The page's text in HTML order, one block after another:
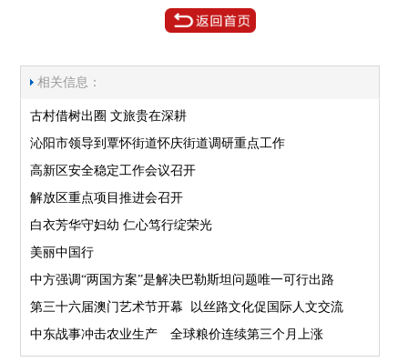
相关信息：
古村借树出圈 文旅贵在深耕
沁阳市领导到覃怀街道怀庆街道调研重点工作
高新区安全稳定工作会议召开
解放区重点项目推进会召开
白衣芳华守妇幼 仁心笃行绽荣光
美丽中国行
中方强调“两国方案”是解决巴勒斯坦问题唯一可行出路
第三十六届澳门艺术节开幕 以丝路文化促国际人文交流
中东战事冲击农业生产 全球粮价连续第三个月上涨